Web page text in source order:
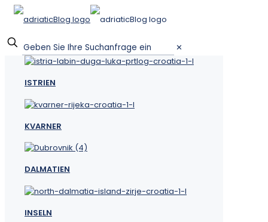
✕
ISTRIEN
KVARNER
DALMATIEN
INSELN